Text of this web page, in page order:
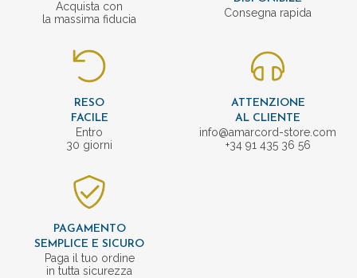
Acquista con
la massima fiducia
Consegna rapida
RESO
FACILE
Entro
30 giorni
ATTENZIONE
AL CLIENTE
info@amarcord-store.com
+34 91 435 36 56
PAGAMENTO
SEMPLICE E SICURO
Paga il tuo ordine
in tutta sicurezza